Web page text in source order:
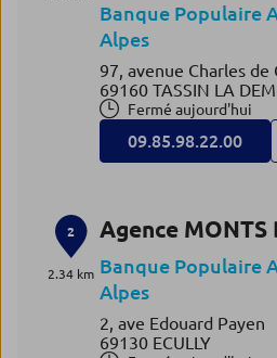
Banque Populaire
Alpes
97, avenue Charles de
69160 TASSIN LA
Fermé aujourd'hui
09.85.98.22.00
2
2.34 km
Agence MONTS
Banque Populaire
Alpes
2, ave Edouard Payen
69130 ECULLY